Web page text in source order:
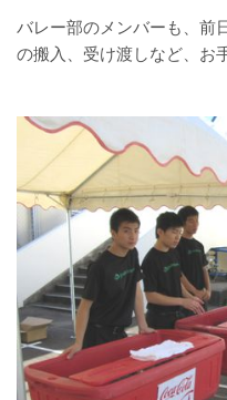
バレー部のメンバーも、前
の搬入、受け渡しなど、お